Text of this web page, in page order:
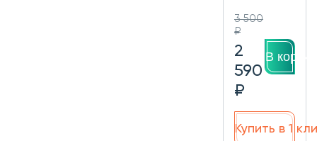
3 500
₽
2
590
₽
В
Купить в 1